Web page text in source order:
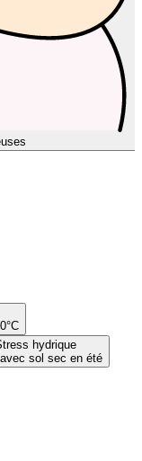
hydrique
sol sec en été